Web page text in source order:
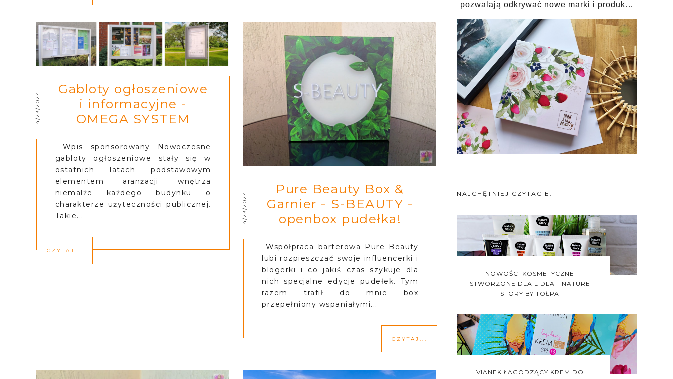
4/23/2024
Gabloty ogłoszeniowe
i informacyjne -
OMEGA SYSTEM
Wpis sponsorowany Nowoczesne
gabloty ogłoszeniowe stały się w
ostatnich latach podstawowym
elementem aranżacji wnętrza
niemalże każdego budynku o
charakterze użyteczności publicznej.
Takie...
CZYTAJ...
4/23/2024
Pure Beauty Box &
Garnier - S-BEAUTY -
openbox pudełka!
Współpraca barterowa Pure Beauty
lubi rozpieszczać swoje influencerki i
blogerki i co jakiś czas szykuje dla
nich specjalne edycje pudełek. Tym
razem trafił do mnie box
przepełniony wspaniałymi...
CZYTAJ...
pozwalają odkrywać nowe marki i produk…
NAJCHĘTNIEJ CZYTACIE:
NOWOŚCI KOSMETYCZNE
STWORZONE DLA LIDLA - NATURE
STORY BY TOŁPA
VIANEK ŁAGODZĄCY KREM DO